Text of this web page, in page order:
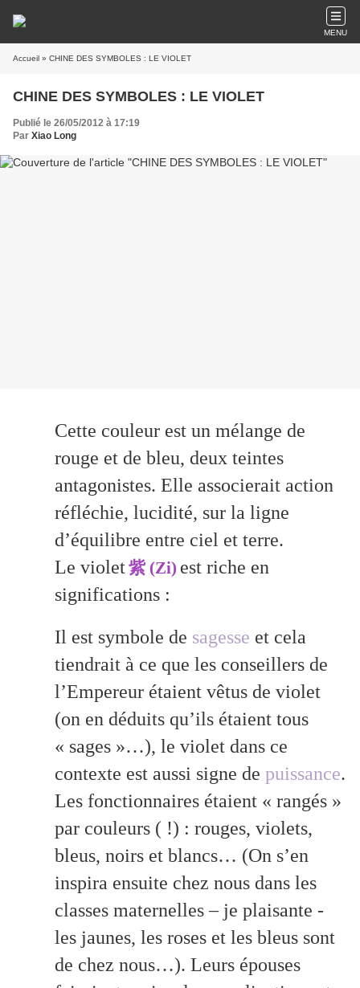
MENU
Accueil » CHINE DES SYMBOLES : LE VIOLET
CHINE DES SYMBOLES : LE VIOLET
Publié le 26/05/2012 à 17:19
Par Xiao Long
Cette couleur est un mélange de
rouge et de bleu, deux teintes
antagonistes. Elle associerait action
réfléchie, lucidité, sur la ligne
d’équilibre entre ciel et terre.
Le violet紫 (Zi) est riche en
significations :
Il est symbole de sagesse et cela
tiendrait à ce que les conseillers de
l’Empereur étaient vêtus de violet
(on en déduits qu’ils étaient tous
« sages »…), le violet dans ce
contexte est aussi signe depuissance.
Les fonctionnaires étaient « rangés »
par couleurs ( !) : rouges, violets,
bleus, noirs et blancs… (On s’en
inspira ensuite chez nous dans les
classes maternelles – je plaisante -
les jaunes, les roses et les bleus sont
de chez nous…). Leurs épouses